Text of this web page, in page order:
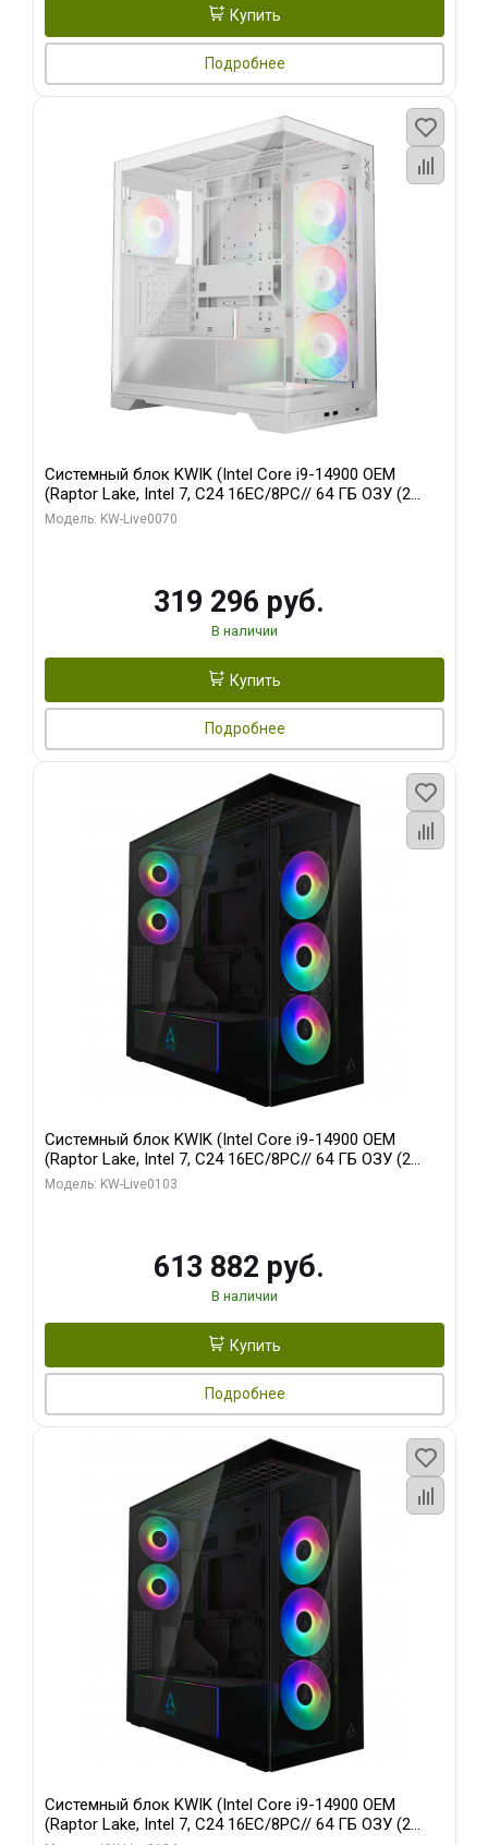
Купить
Подробнее
Системный блок KWIK (Intel Core i9-14900 OEM
(Raptor Lake, Intel 7, C24 16EC/8PC// 64 ГБ ОЗУ (2
модуля)/ Gigabyte RTX5080 XTREME WATERFORCE
Модель: KW-Live0070
319 296 руб.
В наличии
Купить
Подробнее
Системный блок KWIK (Intel Core i9-14900 OEM
(Raptor Lake, Intel 7, C24 16EC/8PC// 64 ГБ ОЗУ (2
модуля)/ Afox RTX4090 24GB GDDR6X 384-Bit 3xDP
Модель: KW-Live0103
613 882 руб.
В наличии
Купить
Подробнее
Системный блок KWIK (Intel Core i9-14900 OEM
(Raptor Lake, Intel 7, C24 16EC/8PC// 64 ГБ ОЗУ (2